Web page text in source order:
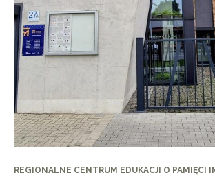
REGIONALNE CENTRUM EDUKACJI O PAMIĘCI